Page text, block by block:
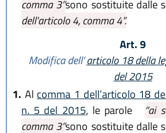
comma 3”sono sostituite dalle
dell'articolo 4, comma 4”.
Art. 9
Modifica dell’articolo 18 della
del 2015
1. Al comma 1 dell’articolo 18
n. 5 del 2015, le parole “ai
comma 3”sono sostituite dalle